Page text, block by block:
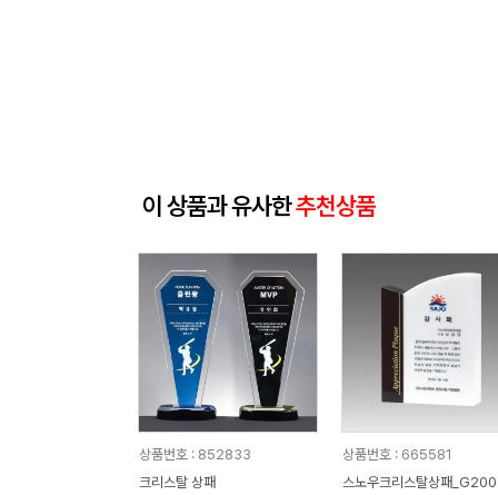
이 상품과 유사한추천상품
상품번호 : 852833
크리스탈 상패
상품번호 : 665581
스노우크리스탈상패